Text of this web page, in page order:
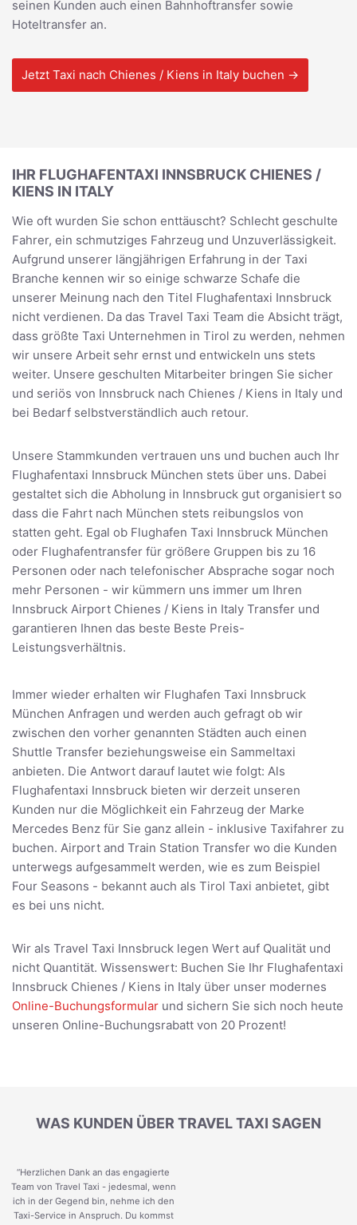
seinen Kunden auch einen Bahnhoftransfer sowie
Hoteltransfer an.
Jetzt Taxi nach Chienes / Kiens in Italy buchen →
IHR FLUGHAFENTAXI INNSBRUCK CHIENES /
KIENS IN ITALY
Wie oft wurden Sie schon enttäuscht? Schlecht geschulte
Fahrer, ein schmutziges Fahrzeug und Unzuverlässigkeit.
Aufgrund unserer längjährigen Erfahrung in der Taxi
Branche kennen wir so einige schwarze Schafe die
unserer Meinung nach den Titel Flughafentaxi Innsbruck
nicht verdienen. Da das Travel Taxi Team die Absicht trägt,
dass größte Taxi Unternehmen in Tirol zu werden, nehmen
wir unsere Arbeit sehr ernst und entwickeln uns stets
weiter. Unsere geschulten Mitarbeiter bringen Sie sicher
und seriös von Innsbruck nach Chienes / Kiens in Italy und
bei Bedarf selbstverständlich auch retour.
Unsere Stammkunden vertrauen uns und buchen auch Ihr
Flughafentaxi Innsbruck München stets über uns. Dabei
gestaltet sich die Abholung in Innsbruck gut organisiert so
dass die Fahrt nach München stets reibungslos von
statten geht. Egal ob Flughafen Taxi Innsbruck München
oder Flughafentransfer für größere Gruppen bis zu 16
Personen oder nach telefonischer Absprache sogar noch
mehr Personen - wir kümmern uns immer um Ihren
Innsbruck Airport Chienes / Kiens in Italy Transfer und
garantieren Ihnen das beste Beste Preis-
Leistungsverhältnis.
Immer wieder erhalten wir Flughafen Taxi Innsbruck
München Anfragen und werden auch gefragt ob wir
zwischen den vorher genannten Städten auch einen
Shuttle Transfer beziehungsweise ein Sammeltaxi
anbieten. Die Antwort darauf lautet wie folgt: Als
Flughafentaxi Innsbruck bieten wir derzeit unseren
Kunden nur die Möglichkeit ein Fahrzeug der Marke
Mercedes Benz für Sie ganz allein - inklusive Taxifahrer zu
buchen. Airport and Train Station Transfer wo die Kunden
unterwegs aufgesammelt werden, wie es zum Beispiel
Four Seasons - bekannt auch als Tirol Taxi anbietet, gibt
es bei uns nicht.
Wir als Travel Taxi Innsbruck legen Wert auf Qualität und
nicht Quantität. Wissenswert: Buchen Sie Ihr Flughafentaxi
Innsbruck Chienes / Kiens in Italy über unser modernes
Online-Buchungsformular und sichern Sie sich noch heute
unseren Online-Buchungsrabatt von 20 Prozent!
WAS KUNDEN ÜBER TRAVEL TAXI SAGEN
“Herzlichen Dank an das engagierte
Team von Travel Taxi - jedesmal, wenn
ich in der Gegend bin, nehme ich den
Taxi-Service in Anspruch. Du kommst